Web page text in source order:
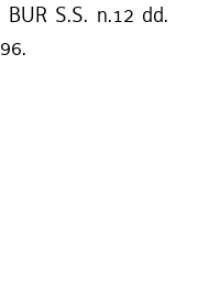
S.S. n.12 dd.